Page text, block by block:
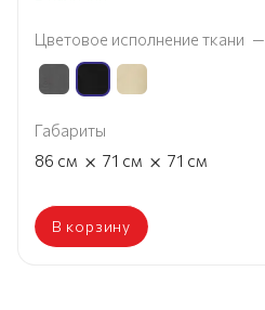
Цветовое исполнение ткани —
Габариты
86 см × 71 см × 71 см
В корзину